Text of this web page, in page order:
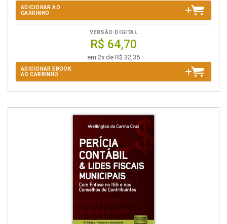
ADICIONAR AO
CARRINHO
VERSÃO DIGITAL
R$ 64,70
em 2x de R$ 32,35
ADICIONAR EBOOK
AO CARRINHO